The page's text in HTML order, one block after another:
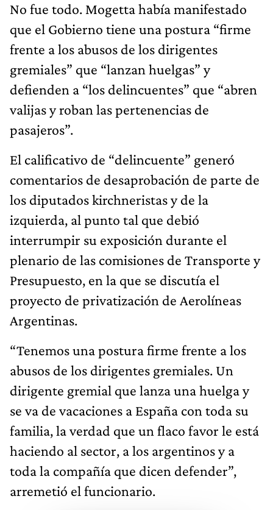
No fue todo. Mogetta había manifestado
que el Gobierno tiene una postura “firme
frente a los abusos de los dirigentes
gremiales” que “lanzan huelgas” y
defienden a “los delincuentes” que “abren
valijas y roban las pertenencias de
pasajeros”.
El calificativo de “delincuente” generó
comentarios de desaprobación de parte de
los diputados kirchneristas y de la
izquierda, al punto tal que debió
interrumpir su exposición durante el
plenario de las comisiones de Transporte y
Presupuesto, en la que se discutía el
proyecto de privatización de Aerolíneas
Argentinas.
“Tenemos una postura firme frente a los
abusos de los dirigentes gremiales. Un
dirigente gremial que lanza una huelga y
se va de vacaciones a España con toda su
familia, la verdad que un flaco favor le está
haciendo al sector, a los argentinos y a
toda la compañía que dicen defender”,
arremetió el funcionario.